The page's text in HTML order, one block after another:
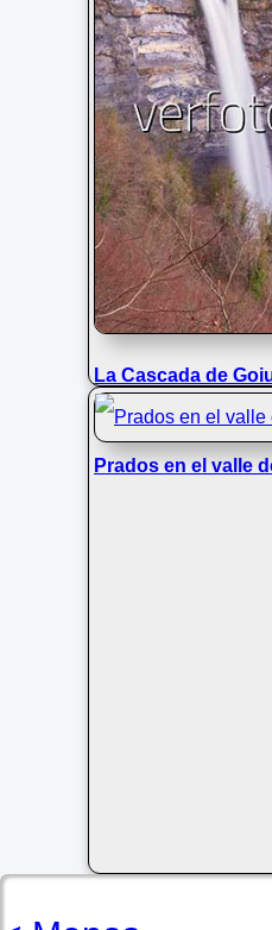
Atardecer en Circo
Pirineos
La Cascada de
muestra un
agua con efecto
Prados en el valle